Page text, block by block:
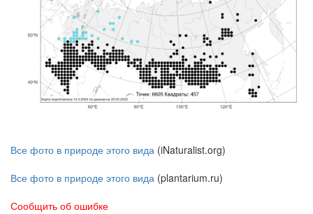
Все фото в природе этого вида (iNaturalist.org)
Все фото в природе этого вида (plantarium.ru)
Сообщить об ошибке